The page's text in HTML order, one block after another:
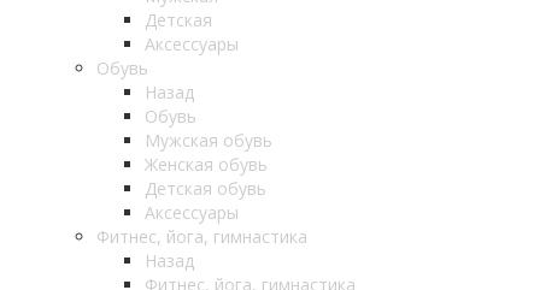
Детская
Аксессуары
Обувь
Назад
Обувь
Мужская обувь
Женская обувь
Детская обувь
Аксессуары
Фитнес, йога, гимнастика
Назад
Фитнес, йога, гимнастика